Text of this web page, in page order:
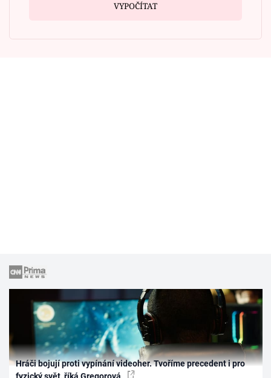
VYPOČÍTAT
Hráči bojují proti vypínání videoher. Tvoříme precedent i pro